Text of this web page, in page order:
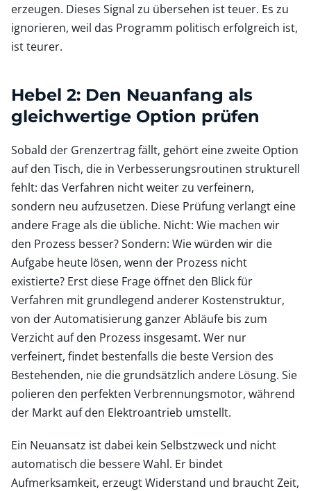
erzeugen. Dieses Signal zu übersehen ist teuer. Es zu
ignorieren, weil das Programm politisch erfolgreich ist,
ist teurer.
Hebel 2: Den Neuanfang als
gleichwertige Option prüfen
Sobald der Grenzertrag fällt, gehört eine zweite Option
auf den Tisch, die in Verbesserungsroutinen strukturell
fehlt: das Verfahren nicht weiter zu verfeinern,
sondern neu aufzusetzen. Diese Prüfung verlangt eine
andere Frage als die übliche. Nicht: Wie machen wir
den Prozess besser? Sondern: Wie würden wir die
Aufgabe heute lösen, wenn der Prozess nicht
existierte? Erst diese Frage öffnet den Blick für
Verfahren mit grundlegend anderer Kostenstruktur,
von der Automatisierung ganzer Abläufe bis zum
Verzicht auf den Prozess insgesamt. Wer nur
verfeinert, findet bestenfalls die beste Version des
Bestehenden, nie die grundsätzlich andere Lösung. Sie
polieren den perfekten Verbrennungsmotor, während
der Markt auf den Elektroantrieb umstellt.
Ein Neuansatz ist dabei kein Selbstzweck und nicht
automatisch die bessere Wahl. Er bindet
Aufmerksamkeit, erzeugt Widerstand und braucht Zeit,